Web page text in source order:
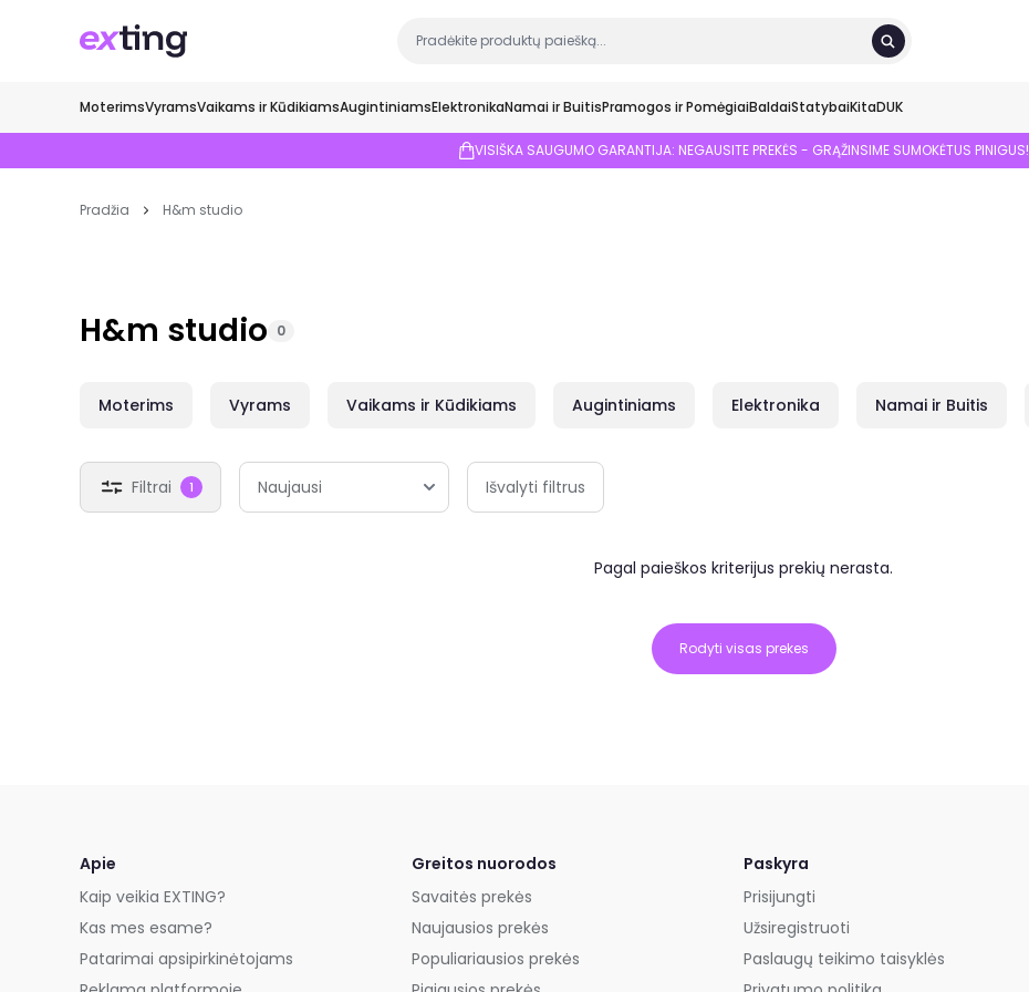
MoterimsVyramsVaikams ir KūdikiamsAugintiniamsElektronikaNamai ir BuitisPramogos ir PomėgiaiBaldaiStatybaiKitaDUK
VISIŠKA SAUGUMO GARANTIJA: NEGAUSITE PREKĖS - GRĄŽINSIME SUMOKĖTUS PINIGUS!
Pradžia H&m studio
H&m studio 0
Moterims Vyrams Vaikams ir Kūdikiams Augintiniams Elektronika Namai ir Buitis
Filtrai 1 Išvalyti filtrus
Pagal paieškos kriterijus prekių nerasta.
Rodyti visas prekes
Apie
Kaip veikia EXTING?
Kas mes esame?
Patarimai apsipirkinėtojams
Greitos nuorodos
Savaitės prekės
Naujausios prekės
Populiariausios prekės
Paskyra
Prisijungti
Užsiregistruoti
Paslaugų teikimo taisyklės